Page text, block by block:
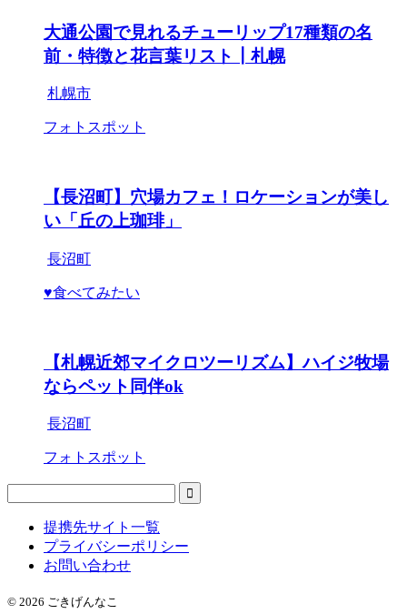
大通公園で見れるチューリップ17種類の名
前・特徴と花言葉リスト┃札幌
札幌市
フォトスポット
【長沼町】穴場カフェ！ロケーションが美し
い「丘の上珈琲」
長沼町
♥食べてみたい
【札幌近郊マイクロツーリズム】ハイジ牧場
ならペット同伴ok
長沼町
フォトスポット
提携先サイト一覧
プライバシーポリシー
お問い合わせ
© 2026 ごきげんなこ